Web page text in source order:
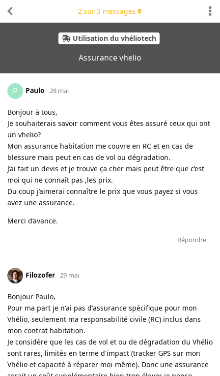
Utilisation du vhéliotech
Assurance vhelio
2 sur 3 messages
P Paulo 28 mai
Bonjour à tous,
Je souhaiterais savoir comment vous êtes assuré ceux qui ont
un vhelio?
Mon assurance habitation me couvre en RC et en cas de
blessure mais peut en cas de vol ou dégradation.
J’ai fait un devis et je trouve ça cher mais peut être que c’est
moi qui ne connaît pas ,les prix.
Du coup j’aimerai connaître le prix que vous payez si vous
avez une assurance.
Merci d’avance.
Répondre
Filozofer 29 mai
Bonjour Paulo,
Pour ma part je n'ai pas d'assurance spécifique pour mon
Vhélio, seulement ma responsabilité civile (RC) inclus dans
mon contrat habitation.
Je considère que les cas de vol et ou de dégradation du Vhélio
sont rares, limités en terme d'impact (tracker GPS sur mon
Vhélio et capacité à réparer moi-même). Donc une assurance